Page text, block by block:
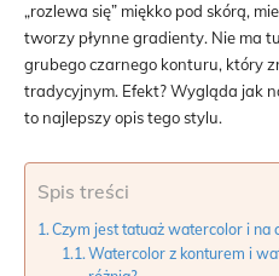
„rozlewa się” miękko pod skórą,
tworzy płynne gradienty. Nie ma
grubego czarnego konturu, który
tradycyjnym. Efekt? Wygląda jak
to najlepszy opis tego stylu.
Spis treści
Czym jest tatuaż watercolor i na
Watercolor z konturem i